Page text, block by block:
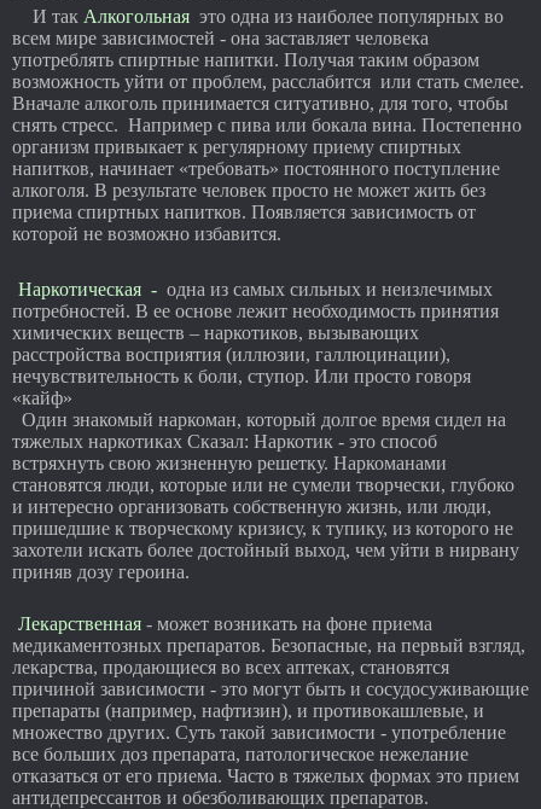
И так Алкогольная это одна из наиболее популярных во
всем мире зависимостей - она заставляет человека
употреблять спиртные напитки. Получая таким образом
возможность уйти от проблем, расслабится или стать смелее.
Вначале алкоголь принимается ситуативно, для того, чтобы
снять стресс. Например с пива или бокала вина. Постепенно
организм привыкает к регулярному приему спиртных
напитков, начинает «требовать» постоянного поступление
алкоголя. В результате человек просто не может жить без
приема спиртных напитков. Появляется зависимость от
которой не возможно избавится.
Наркотическая - одна из самых сильных и неизлечимых
потребностей. В ее основе лежит необходимость принятия
химических веществ – наркотиков, вызывающих
расстройства восприятия (иллюзии, галлюцинации),
нечувствительность к боли, ступор. Или просто говоря
«кайф»
Один знакомый наркоман, который долгое время сидел на
тяжелых наркотиках Сказал: Наркотик - это способ
встряхнуть свою жизненную решетку. Наркоманами
становятся люди, которые или не сумели творчески, глубоко
и интересно организовать собственную жизнь, или люди,
пришедшие к творческому кризису, к тупику, из которого не
захотели искать более достойный выход, чем уйти в нирвану
приняв дозу героина.
Лекарственная - может возникать на фоне приема
медикаментозных препаратов. Безопасные, на первый взгляд,
лекарства, продающиеся во всех аптеках, становятся
причиной зависимости - это могут быть и сосудосуживающие
препараты (например, нафтизин), и противокашлевые, и
множество других. Суть такой зависимости - употребление
все больших доз препарата, патологическое нежелание
отказаться от его приема. Часто в тяжелых формах это прием
антидепрессантов и обезболивающих препаратов.